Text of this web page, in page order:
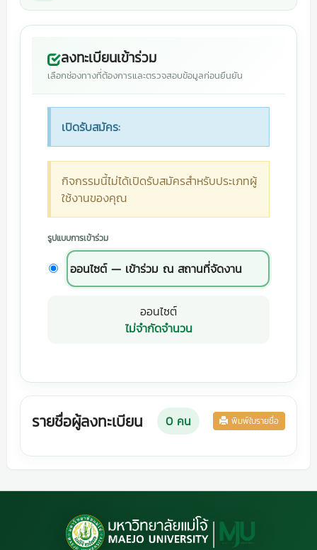
ลงทะเบียนเข้าร่วม
เลือกช่องทางที่ต้องการและตรวจสอบข้อมูลก่อนยืนยัน
เปิดรับสมัคร:
กิจกรรมนี้ไม่ได้เปิดรับสมัครสำหรับประเภทผู้
ใช้งานของคุณ
รูปแบบการเข้าร่วม
ออนไซต์ — เข้าร่วม ณ สถานที่จัดงาน
ออนไซต์
ไม่จำกัดจำนวน
รายชื่อผู้ลงทะเบียน 0คน พิมพ์ใบรายชื่อ